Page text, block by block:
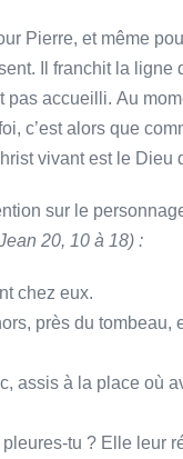
Pierre, et même
Il franchit la
pas accueilli. Au
c’est alors que
vivant est le Dieu
sur le
20, 10 à 18) :
chez eux.
près du
assis à la place où
tu ? Elle leur